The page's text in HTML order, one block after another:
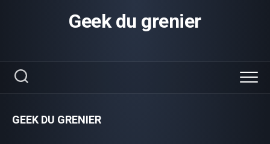
Geek du grenier
GEEK DU GRENIER